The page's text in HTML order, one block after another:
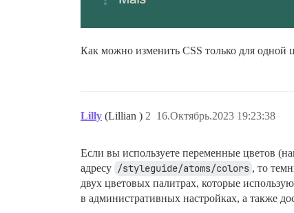
Как можно изменить CSS только для одной
Lilly (Lillian ) 16.Октябрь.2023 19:23:38
2
Если вы используете переменные цветов
адресу /styleguide/atoms/colors , то
двух цветовых палитрах, которые
в административных настройках, а также